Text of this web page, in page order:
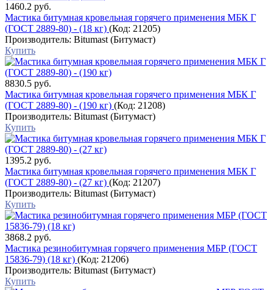
1460.2 руб.
Мастика битумная кровельная горячего применения МБК Г
(ГОСТ 2889-80) - (18 кг) (Код: 21205)
Производитель: Bitumast (Битумаст)
Купить
8830.5 руб.
Мастика битумная кровельная горячего применения МБК Г
(ГОСТ 2889-80) - (190 кг) (Код: 21208)
Производитель: Bitumast (Битумаст)
Купить
1395.2 руб.
Мастика битумная кровельная горячего применения МБК Г
(ГОСТ 2889-80) - (27 кг) (Код: 21207)
Производитель: Bitumast (Битумаст)
Купить
3868.2 руб.
Мастика резинобитумная горячего применения МБР (ГОСТ
15836-79) (18 кг) (Код: 21206)
Производитель: Bitumast (Битумаст)
Купить